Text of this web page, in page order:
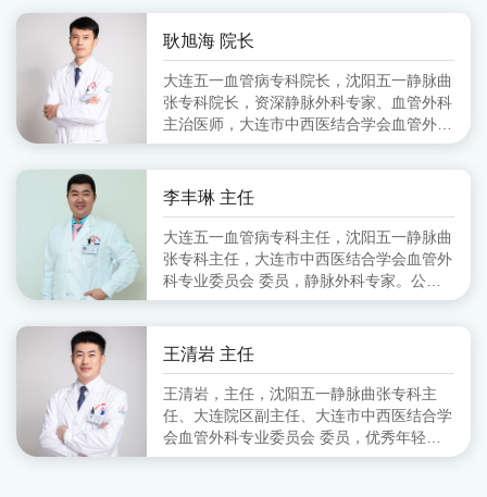
会血管外科分会 副主任委员、大连市医师
协会血管外科分会 委员
耿旭海 院长
大连五一血管病专科院长，沈阳五一静脉曲
张专科院长，资深静脉外科专家、血管外科
主治医师，大连市中西医结合学会血管外科
专业委员会 委员,毕业于锦州医学院
李丰琳 主任
大连五一血管病专科主任，沈阳五一静脉曲
张专科主任，大连市中西医结合学会血管外
科专业委员会 委员，静脉外科专家。公立
医院从事血管外科工作十余年，擅长对下肢
静脉曲张的超声定位引导下的微创治疗。
王清岩 主任
王清岩，主任，沈阳五一静脉曲张专科主
任、大连院区副主任、大连市中西医结合学
会血管外科专业委员会 委员，优秀年轻静
脉外科专家。毕业于山东第一医科大学，三